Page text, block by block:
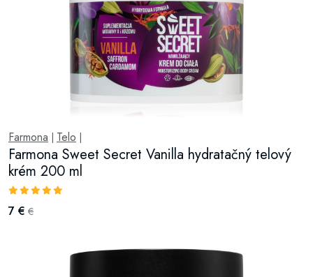
Farmona Telo
Farmona Sweet Secret Vanilla hydratačný telový
krém 200 ml
7 € €